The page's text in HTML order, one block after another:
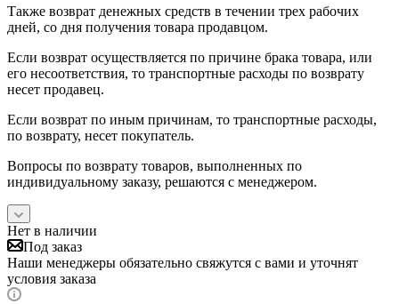
Также возврат денежных средств в течении трех рабочих
дней, со дня получения товара продавцом.
Если возврат осуществляется по причине брака товара, или
его несоответствия, то транспортные расходы по возврату
несет продавец.
Если возврат по иным причинам, то транспортные расходы,
по возврату, несет покупатель.
Вопросы по возврату товаров, выполненных по
индивидуальному заказу, решаются с менеджером.
Нет в наличии
Под заказ
Наши менеджеры обязательно свяжутся с вами и уточнят
условия заказа